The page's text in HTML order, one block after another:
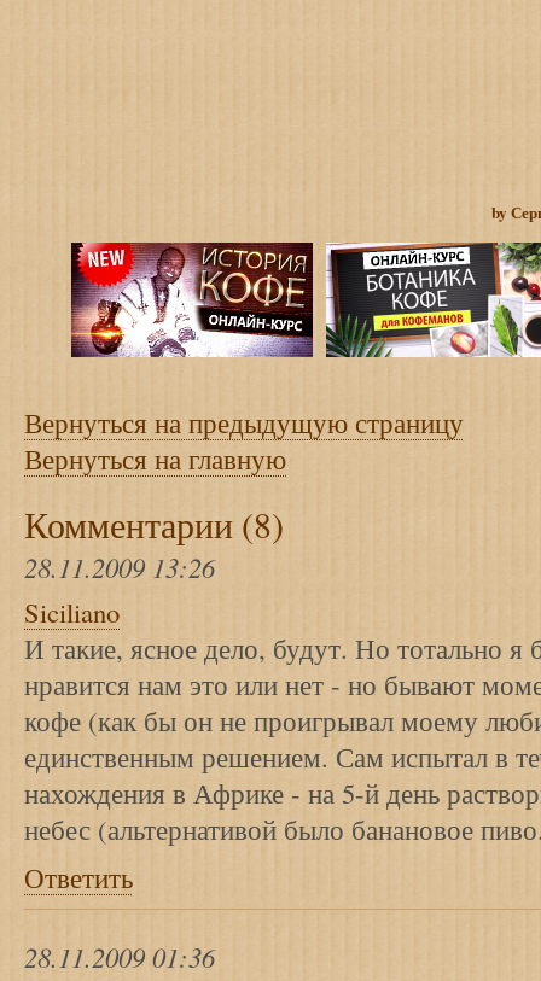
by
Вернуться на предыдущую страницу
Вернуться на главную
Комментарии (8)
28.11.2009 13:26
Siciliano
И такие, ясное дело, будут. Но тотально я
нравится нам это или нет - но бывают
кофе (как бы он не проигрывал моему
единственным решением. Сам испытал в
нахождения в Африке - на 5-й день
небес (альтернативой было банановое
Ответить
28.11.2009 01:36